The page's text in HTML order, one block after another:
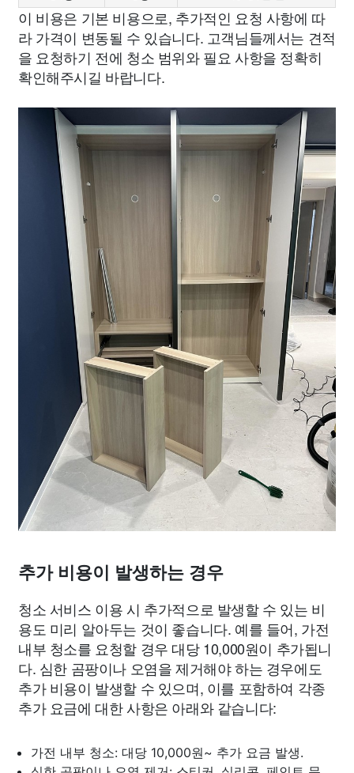
이 비용은 기본 비용으로, 추가적인 요청 사항에 따
라 가격이 변동될 수 있습니다. 고객님들께서는 견적
을 요청하기 전에 청소 범위와 필요 사항을 정확히
확인해주시길 바랍니다.
추가 비용이 발생하는 경우
청소 서비스 이용 시 추가적으로 발생할 수 있는 비
용도 미리 알아두는 것이 좋습니다. 예를 들어, 가전
내부 청소를 요청할 경우 대당 10,000원이 추가됩니
다. 심한 곰팡이나 오염을 제거해야 하는 경우에도
추가 비용이 발생할 수 있으며, 이를 포함하여 각종
추가 요금에 대한 사항은 아래와 같습니다:
가전 내부 청소: 대당 10,000원~ 추가 요금 발생.